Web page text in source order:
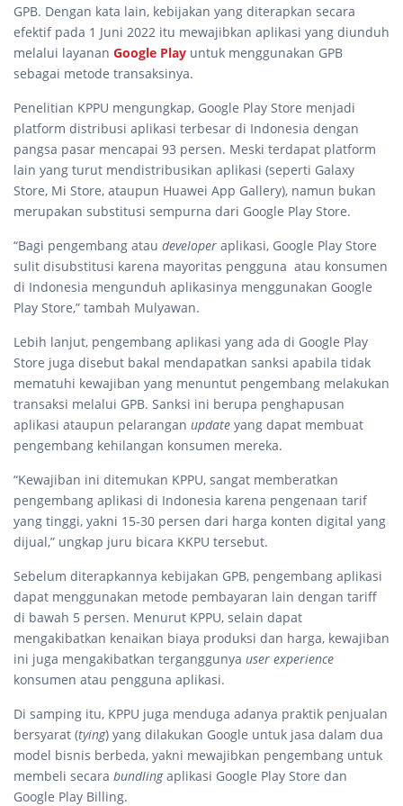
GPB. Dengan kata lain, kebijakan yang diterapkan secara
efektif pada 1 Juni 2022 itu mewajibkan aplikasi yang diunduh
melalui layanan Google Play untuk menggunakan GPB
sebagai metode transaksinya.
Penelitian KPPU mengungkap, Google Play Store menjadi
platform distribusi aplikasi terbesar di Indonesia dengan
pangsa pasar mencapai 93 persen. Meski terdapat platform
lain yang turut mendistribusikan aplikasi (seperti Galaxy
Store, Mi Store, ataupun Huawei App Gallery), namun bukan
merupakan substitusi sempurna dari Google Play Store.
“Bagi pengembang atau developer aplikasi, Google Play Store
sulit disubstitusi karena mayoritas pengguna atau konsumen
di Indonesia mengunduh aplikasinya menggunakan Google
Play Store,” tambah Mulyawan.
Lebih lanjut, pengembang aplikasi yang ada di Google Play
Store juga disebut bakal mendapatkan sanksi apabila tidak
mematuhi kewajiban yang menuntut pengembang melakukan
transaksi melalui GPB. Sanksi ini berupa penghapusan
aplikasi ataupun pelarangan update yang dapat membuat
pengembang kehilangan konsumen mereka.
“Kewajiban ini ditemukan KPPU, sangat memberatkan
pengembang aplikasi di Indonesia karena pengenaan tarif
yang tinggi, yakni 15-30 persen dari harga konten digital yang
dijual,” ungkap juru bicara KKPU tersebut.
Sebelum diterapkannya kebijakan GPB, pengembang aplikasi
dapat menggunakan metode pembayaran lain dengan tariff
di bawah 5 persen. Menurut KPPU, selain dapat
mengakibatkan kenaikan biaya produksi dan harga, kewajiban
ini juga mengakibatkan terganggunya user experience
konsumen atau pengguna aplikasi.
Di samping itu, KPPU juga menduga adanya praktik penjualan
bersyarat (tying) yang dilakukan Google untuk jasa dalam dua
model bisnis berbeda, yakni mewajibkan pengembang untuk
membeli secara bundlingaplikasi Google Play Store dan
Google Play Billing.